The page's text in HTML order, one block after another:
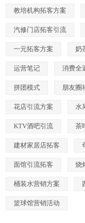
教培机构拓客方案
汽修门店拓客引流
一元拓客方案 奶
运营笔记 消费全
拼团模式 朋友圈
花店引流方案 水
KTV酒吧引流 茶
建材家居店拓客
面馆引流拓客 烧
桶装水营销方案
篮球馆营销活动